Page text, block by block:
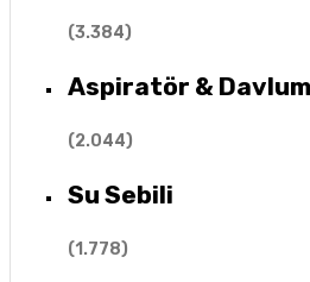
(3.384)
Aspiratör &
(2.044)
Su Sebili
(1.778)